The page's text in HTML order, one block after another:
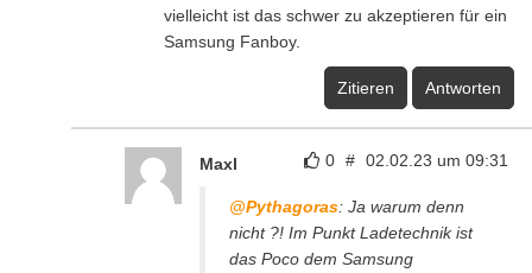
vielleicht ist das schwer zu akzeptieren für ein
Samsung Fanboy.
Zitieren Antworten
0 # 02.02.23 um 09:31
Maxl
@Pythagoras: Ja warum denn
nicht ?! Im Punkt Ladetechnik ist
das Poco dem Samsung